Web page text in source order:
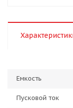
Емкость
Пусковой ток